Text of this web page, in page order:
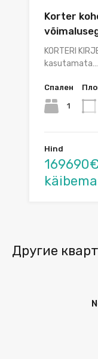
Korter
KORTERI
kasutamata…
Спален
1
Hind
Другие